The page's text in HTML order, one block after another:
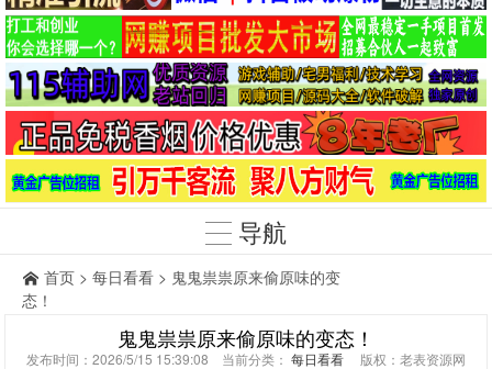
导航
首页 > 每日看看 > 鬼鬼祟祟原来偷原味的变
态！
鬼鬼祟祟原来偷原味的变态！
发布时间：2026/5/15 15:39:08 当前分类： 每日看看 版权：老表资源网